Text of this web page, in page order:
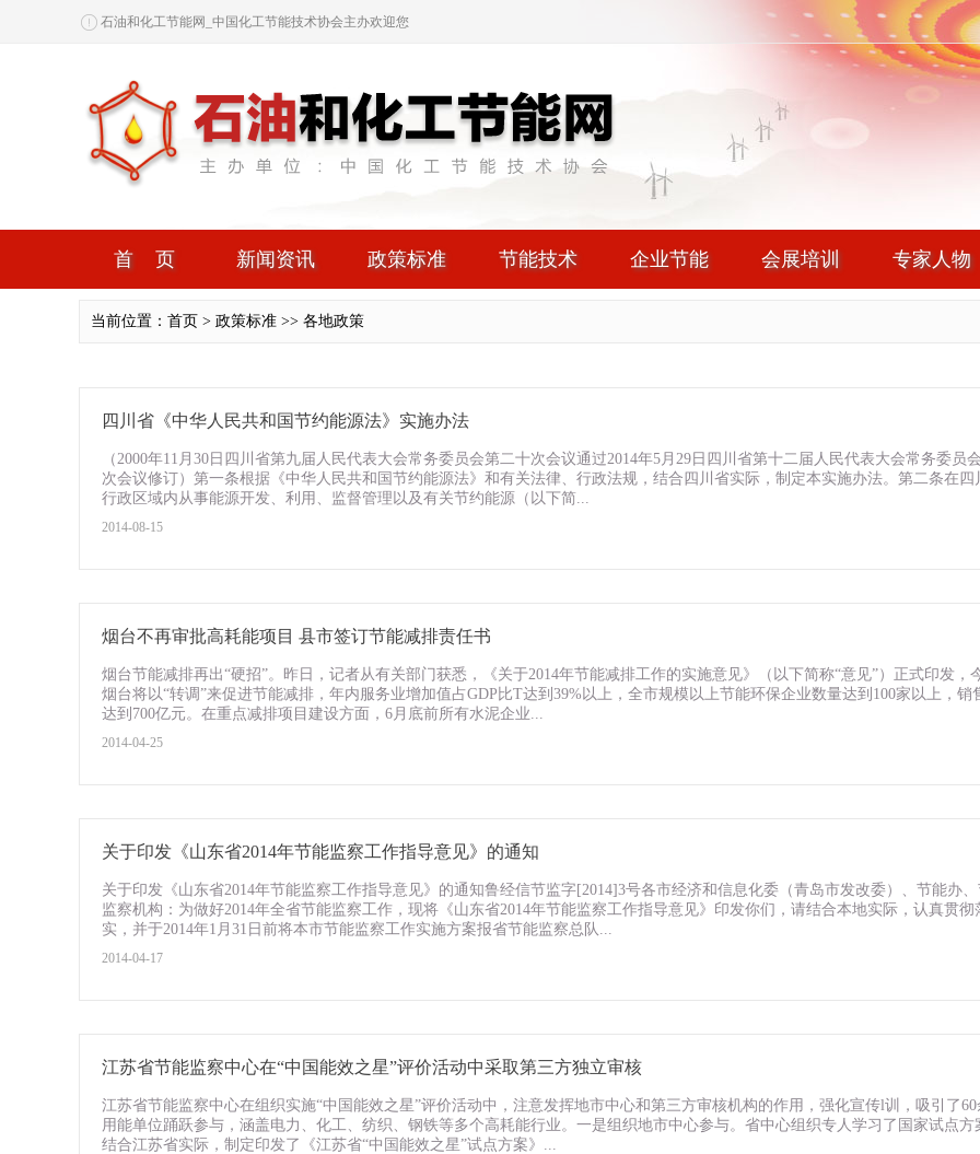
石油和化工节能网_中国化工节能技术协会主办欢迎您
首页 新闻资讯 政策标准 节能技术 企业节能 会展培训 专家人物
当前位置：首页 > 政策标准 >> 各地政策
四川省《中华人民共和国节约能源法》实施办法
（2000年11月30日四川省第九届人民代表大会常务委员会第二十次会议通过2014年5月29日四川省第十二届人民代表大会常务委员
次会议修订）第一条根据《中华人民共和国节约能源法》和有关法律、行政法规，结合四川省实际，制定本实施办法。第二条在四
行政区域内从事能源开发、利用、监督管理以及有关节约能源（以下简...
2014-08-15
烟台不再审批高耗能项目 县市签订节能减排责任书
烟台节能减排再出“硬招”。昨日，记者从有关部门获悉，《关于2014年节能减排工作的实施意见》（以下简称“意见”）正式印发，
烟台将以“转调”来促进节能减排，年内服务业增加值占GDP比T达到39%以上，全市规模以上节能环保企业数量达到100家以上，销
达到700亿元。在重点减排项目建设方面，6月底前所有水泥企业...
2014-04-25
关于印发《山东省2014年节能监察工作指导意见》的通知
关于印发《山东省2014年节能监察工作指导意见》的通知鲁经信节监字[2014]3号各市经济和信息化委（青岛市发改委）、节能办
监察机构：为做好2014年全省节能监察工作，现将《山东省2014年节能监察工作指导意见》印发你们，请结合本地实际，认真贯彻
实，并于2014年1月31日前将本市节能监察工作实施方案报省节能监察总队...
2014-04-17
江苏省节能监察中心在“中国能效之星”评价活动中采取第三方独立审核
江苏省节能监察中心在组织实施“中国能效之星”评价活动中，注意发挥地市中心和第三方审核机构的作用，强化宣传l训，吸引了60
用能单位踊跃参与，涵盖电力、化工、纺织、钢铁等多个高耗能行业。一是组织地市中心参与。省中心组织专人学习了国家试点方
结合江苏省实际，制定印发了《江苏省“中国能效之星”试点方案》...